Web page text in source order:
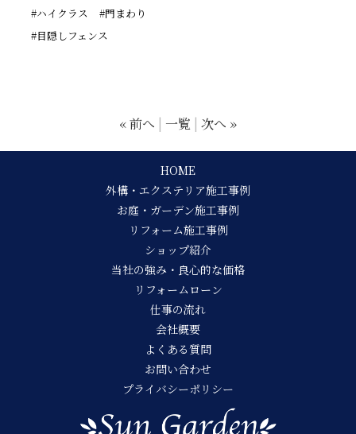
#ハイクラス
#門まわり
#目隠しフェンス
« 前へ 一覧 次へ »
HOME
外構・エクステリア施工事例
お庭・ガーデン施工事例
リフォーム施工事例
ショップ紹介
当社の強み・良心的な価格
リフォームローン
仕事の流れ
会社概要
よくある質問
お問い合わせ
プライバシーポリシー